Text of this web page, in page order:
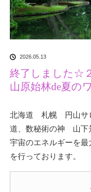
2026.05.13
終了しました☆
山原始林de夏の
北海道 札幌 円山サ
道、数秘術の神 山下
宇宙のエネルギーを
を行っております。